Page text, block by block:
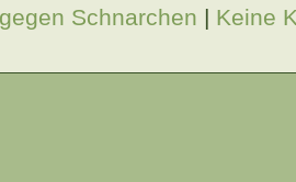
gegen Schnarchen | Keine